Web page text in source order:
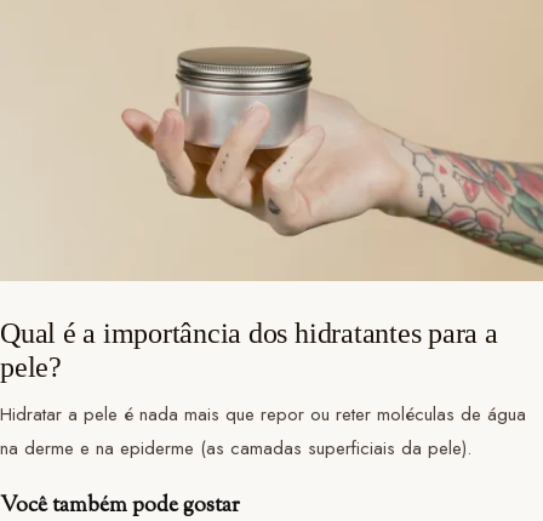
Qual é a importância dos hidratantes para a
pele?
Hidratar a pele é nada mais que repor ou reter moléculas de água
na derme e na epiderme (as camadas superficiais da pele).
Você também pode gostar